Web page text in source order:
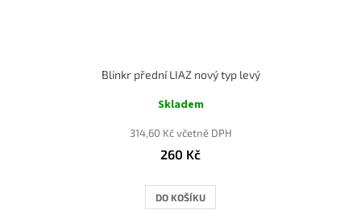
Blinkr přední LIAZ nový typ levý
Skladem
314,60 Kč včetně DPH
260 Kč
DO KOŠÍKU